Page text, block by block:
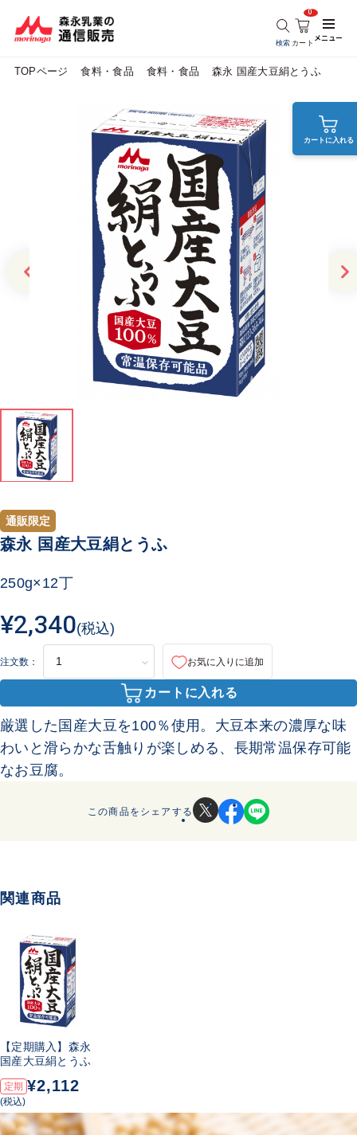
検索 カート
0
メニュー
TOPページ 食料・食品 食料・食品 森永 国産大豆絹とうふ
カートに入れる
通販限定
森永 国産大豆絹とうふ
250g×12丁
¥2,340(税込)
注文数： お気に入りに追加
カートに入れる
厳選した国産大豆を100％使用。大豆本来の濃厚な味
わいと滑らかな舌触りが楽しめる、長期常温保存可能
なお豆腐。
この商品をシェアする
関連商品
【定期購入】森永
国産大豆絹とうふ
定期 ¥2,112
(税込)